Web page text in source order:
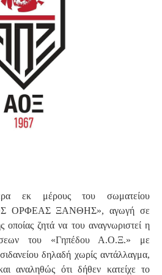
εκ μέρους του σωματείου
ΟΡΦΕΑΣ ΞΑΝΘΗΣ», αγωγή σε
ζητά να του αναγνωριστεί η
του «Γηπέδου Α.Ο.Ξ.» με
δηλαδή χωρίς αντάλλαγμα,
αναληθώς ότι δήθεν κατείχε το